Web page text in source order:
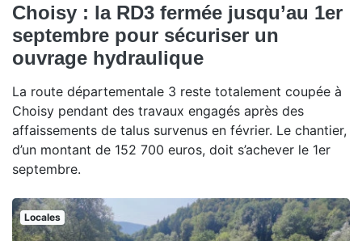
Choisy : la RD3 fermée jusqu’au 1er
septembre pour sécuriser un
ouvrage hydraulique
La route départementale 3 reste totalement coupée à
Choisy pendant des travaux engagés après des
affaissements de talus survenus en février. Le chantier,
d’un montant de 152 700 euros, doit s’achever le 1er
septembre.
Locales